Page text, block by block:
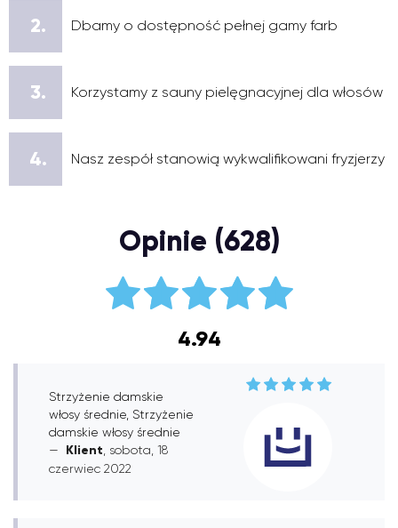
2. Dbamy o dostępność pełnej gamy farb
3. Korzystamy z sauny pielęgnacyjnej dla włosów
4. Nasz zespół stanowią wykwalifikowani fryzjerzy
Opinie (628)
4.94
Strzyżenie damskie
włosy średnie, Strzyżenie
damskie włosy średnie
Klient , sobota, 18
czerwiec 2022